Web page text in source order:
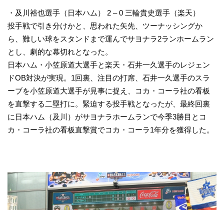
・及川裕也選手（日本ハム） 2 – 0 三輪貴史選手（楽天）
投手戦で引き分けかと、思われた矢先、ツーナッシングか
ら、難しい球をスタンドまで運んでサヨナラ2ランホームラン
とし、劇的な幕切れとなった。
日本ハム・小笠原道大選手と楽天・石井一久選手のレジェン
ドOB対決が実現。1回裏、注目の打席、石井一久選手のスラ
ーブを小笠原道大選手が見事に捉え、コカ・コーラ社の看板
を直撃する二塁打に。緊迫する投手戦となったが、最終回裏
に日本ハム（及川）がサヨナラホームランで今季3勝目とコ
カ・コーラ社の看板直撃賞でコカ・コーラ1年分を獲得した。